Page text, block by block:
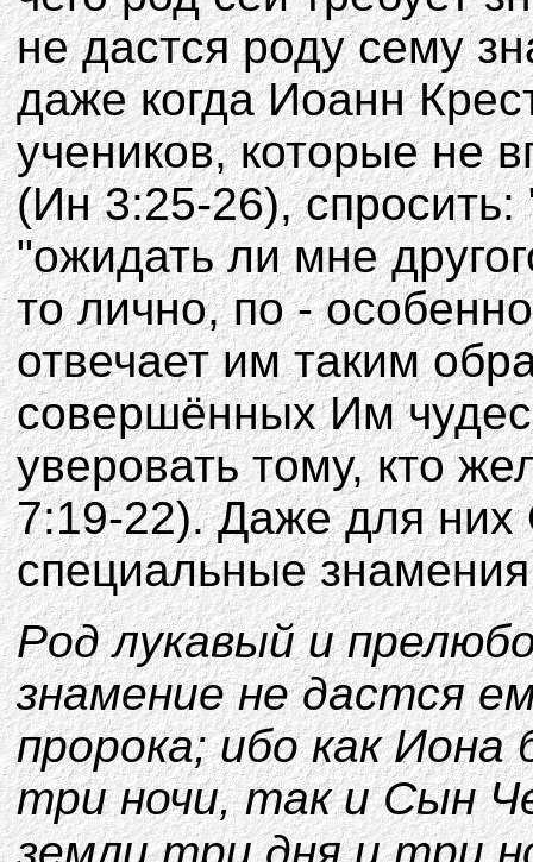
не дастся роду сему
даже когда Иоанн
учеников, которые не
(Ин 3:25-26),
"ожидать ли мне
то лично, по -
отвечает им таким
совершённых Им чудес
уверовать тому, кто
7:19-22). Даже для них
специальные
Род лукавый и
знамение не дастся
пророка; ибо как
три ночи, так и Сын